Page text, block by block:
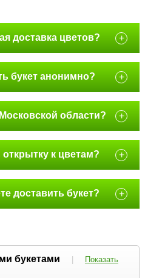
доставка цветов? +
букет анонимно? +
области? +
к цветам? +
доставить букет? +
букетами |
Показать